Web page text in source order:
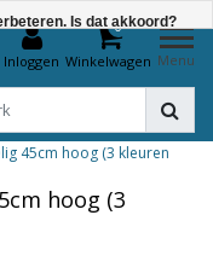
Inloggen
0
Winkelwagen Menu
45cm hoog (3 kleuren
hoog (3
Is dat akkoord?